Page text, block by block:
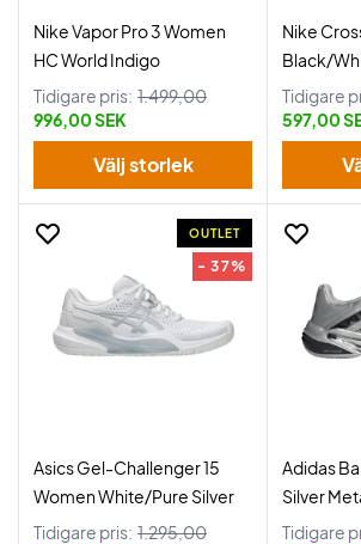
Nike Vapor Pro 3 Women
HC World Indigo
Tidigare pris: 1.499,00
996,00 SEK
Välj storlek
Nike
Black/
Tidigare
597,00
OUTLET
- 37%
Asics Gel-Challenger 15
Women White/Pure Silver
Tidigare pris: 1.295,00
Adidas
Silver
Tidigare